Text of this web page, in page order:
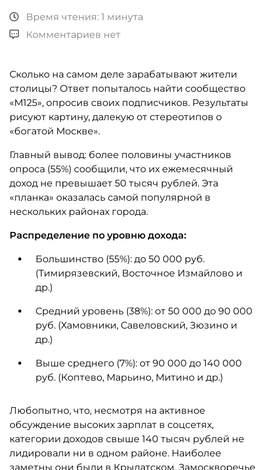
Время чтения: 1 минута
Комментариев нет
Сколько на самом деле зарабатывают жители
столицы? Ответ попыталось найти сообщество
«М125», опросив своих подписчиков. Результаты
рисуют картину, далекую от стереотипов о
«богатой Москве».
Главный вывод: более половины участников
опроса (55%) сообщили, что их ежемесячный
доход не превышает 50 тысяч рублей. Эта
«планка» оказалась самой популярной в
нескольких районах города.
Распределение по уровню дохода:
Большинство (55%): до 50 000 руб.
(Тимирязевский, Восточное Измайлово и
др.)
Средний уровень (38%): от 50 000 до 90 000
руб. (Хамовники, Савеловский, Зюзино и
др.)
Выше среднего (7%): от 90 000 до 140 000
руб. (Коптево, Марьино, Митино и др.)
Любопытно, что, несмотря на активное
обсуждение высоких зарплат в соцсетях,
категории доходов свыше 140 тысяч рублей не
лидировали ни в одном районе. Наиболее
заметны они были в Крылатском, Замоскворечье